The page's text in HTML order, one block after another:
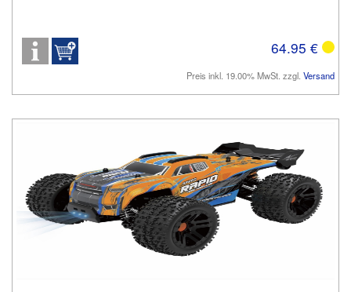
64.95 €
Preis inkl. 19.00% MwSt. zzgl. Versand